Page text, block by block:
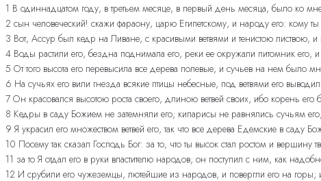
1 В одиннадцатом году, в третьем месяце, в первый день месяца, было ко
2 сын человеческий! скажи фараону, царю Египетскому, и народу его: кому
3 Вот, Ассур был кедр на Ливане, с красивыми ветвями и тенистою листвою,
4 Воды растили его, бездна поднимала его, реки ее окружали питомник
5 От того высота его перевысила все дерева полевые, и сучьев на нем было
6 На сучьях его вили гнезда всякие птицы небесные, под ветвями его
7 Он красовался высотою роста своего, длиною ветвей своих, ибо корень его
8 Кедры в саду Божием не затемняли его; кипарисы не равнялись сучьям
9 Я украсил его множеством ветвей его, так что все дерева Едемские в саду
10 Посему так сказал Господь Бог: за то, что ты высок стал ростом и вершину
11 за то Я отдал его в руки властителю народов; он поступил с ним, как
12 И срубили его чужеземцы, лютейшие из народов, и повергли его на